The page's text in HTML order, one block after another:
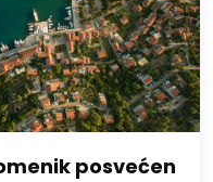
posvećen